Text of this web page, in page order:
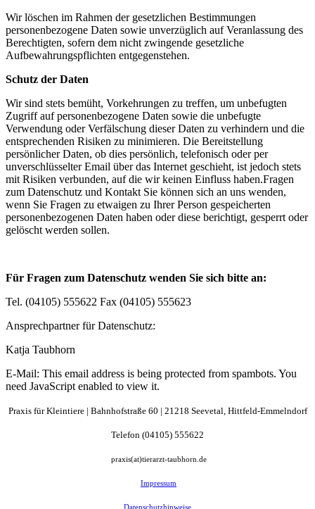
Wir löschen im Rahmen der gesetzlichen Bestimmungen
personenbezogene Daten sowie unverzüglich auf Veranlassung des
Berechtigten, sofern dem nicht zwingende gesetzliche
Aufbewahrungspflichten entgegenstehen.
Schutz der Daten
Wir sind stets bemüht, Vorkehrungen zu treffen, um unbefugten
Zugriff auf personenbezogene Daten sowie die unbefugte
Verwendung oder Verfälschung dieser Daten zu verhindern und die
entsprechenden Risiken zu minimieren. Die Bereitstellung
persönlicher Daten, ob dies persönlich, telefonisch oder per
unverschlüsselter Email über das Internet geschieht, ist jedoch stets
mit Risiken verbunden, auf die wir keinen Einfluss haben.Fragen
zum Datenschutz und Kontakt Sie können sich an uns wenden,
wenn Sie Fragen zu etwaigen zu Ihrer Person gespeicherten
personenbezogenen Daten haben oder diese berichtigt, gesperrt oder
gelöscht werden sollen.
Für Fragen zum Datenschutz wenden Sie sich bitte an:
Tel. (04105) 555622 Fax (04105) 555623
Ansprechpartner für Datenschutz:
Katja Taubhorn
E-Mail: This email address is being protected from spambots. You
need JavaScript enabled to view it.
Praxis für Kleintiere | Bahnhofstraße60 | 21218 Seevetal, Hittfeld-Emmelndorf
Telefon (04105) 555622
praxis(at)tierarzt-taubhorn.de
Impressum
Datenschutzhinweise